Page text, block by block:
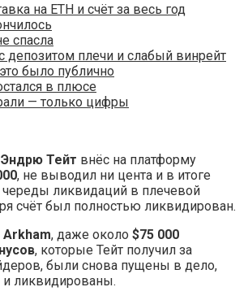
на ETH и счёт за весь год
спасла
депозитом плечи и слабый винрейт
было публично
в плюсе
— только цифры
Эндрю Тейт внёс на платформу
, не выводил ни цента и в итоге
череды ликвидаций в плечевой
счёт был полностью ликвидирован.
Arkham, даже около $75 000
, которые Тейт получил за
были снова пущены в дело,
и ликвидированы.